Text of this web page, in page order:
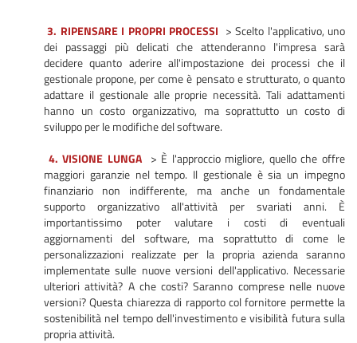
3. RIPENSARE I PROPRI PROCESSI > Scelto l'applicativo, uno
dei passaggi più delicati che attenderanno l'impresa sarà
decidere quanto aderire all'impostazione dei processi che il
gestionale propone, per come è pensato e strutturato, o quanto
adattare il gestionale alle proprie necessità. Tali adattamenti
hanno un costo organizzativo, ma soprattutto un costo di
sviluppo per le modifiche del software.
4. VISIONE LUNGA > È l'approccio migliore, quello che offre
maggiori garanzie nel tempo. Il gestionale è sia un impegno
finanziario non indifferente, ma anche un fondamentale
supporto organizzativo all'attività per svariati anni. È
importantissimo poter valutare i costi di eventuali
aggiornamenti del software, ma soprattutto di come le
personalizzazioni realizzate per la propria azienda saranno
implementate sulle nuove versioni dell'applicativo. Necessarie
ulteriori attività? A che costi? Saranno comprese nelle nuove
versioni? Questa chiarezza di rapporto col fornitore permette la
sostenibilità nel tempo dell'investimento e visibilità futura sulla
propria attività.